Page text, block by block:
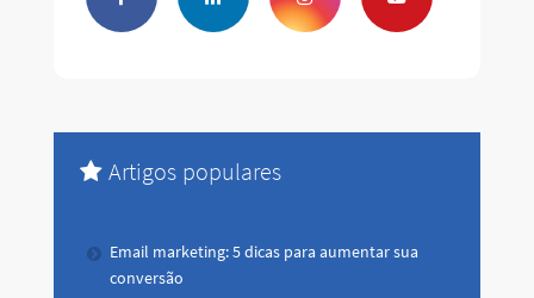
Artigos populares
Email marketing: 5 dicas para aumentar sua
conversão